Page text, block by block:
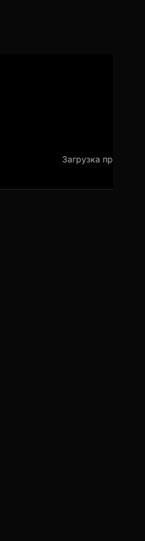
Загрузка проекта